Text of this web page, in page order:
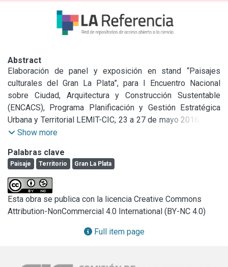
Abstract
Elaboración de panel y exposición en stand “Paisajes
culturales del Gran La Plata”, para I Encuentro Nacional
sobre Ciudad, Arquitectura y Construcción Sustentable
(ENCACS), Programa Planificación y Gestión Estratégica
Urbana y Territorial LEMIT-CIC, 23 a 27 de mayo 2016, FAU-
UNLP.
Show more
Palabras clave
Paisaje Territorio Gran La Plata
Esta obra se publica con la licencia Creative Commons
Attribution-NonCommercial 4.0 International (BY-NC 4.0)
Full item page